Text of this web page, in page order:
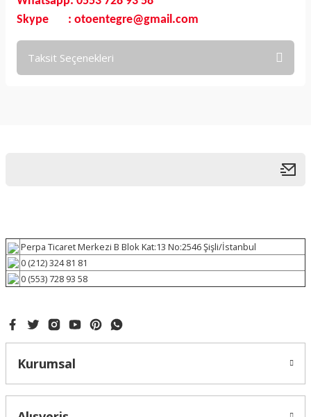
Skype : otoentegre@gmail.com
Taksit Seçenekleri
Perpa Ticaret Merkezi B Blok Kat:13 No:2546 Şişli/İstanbul
0 (212) 324 81 81
0 (553) 728 93 58
Kurumsal